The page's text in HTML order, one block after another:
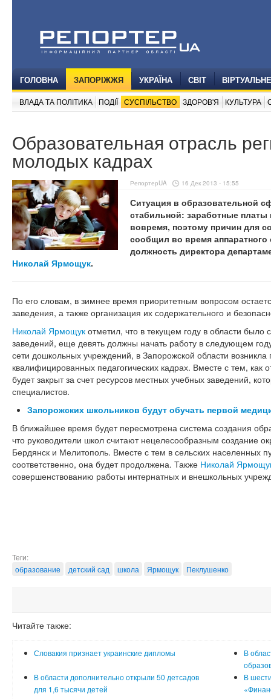
ГОЛОВНА ЗАПОРІЖЖЯ УКРАЇНА СВІТ
ВЛАДА ТА ПОЛІТИКА ПОДІЇ СУСПІЛЬСТВО ЗДОРОВ'Я КУЛЬТУРА
Образовательная отрасль
молодых кадрах
РепортерUA 16 Дек 2013 - 15:55
Ситуация в образовательной
стабильной: заработные
вовремя, поэтому причин для
сообщил во время
должность директора
Николай Ярмощук.
По его словам, в зимнее время приоритетным вопросом
заведения, а также организация их содержательного и
Николай Ярмощук отметил, что в текущем году в области
заведений, еще девять должны начать работу в следующем
сети дошкольных учреждений, в Запорожской области
квалифицированных педагогических кадрах. Вместе с тем, как
будет закрыт за счет ресурсов местных учебных заведений,
специалистов.
Запорожских школьников будут обучать первой
В ближайшее время будет пересмотрена система создания
что руководители школ считают нецелесообразным создание
Бердянск и Мелитополь. Вместе с тем в сельских населенных
соответственно, она будет продолжена. Также Николай
совершенствованию работы интернатных и внешкольных
Теги:
образование
детский сад школа Ярмощук Пеклушенко
Читайте также:
Словакия признает украинские дипломы
В
В области дополнительно открыли 50 детсадов
для 1,6 тысячи детей
В